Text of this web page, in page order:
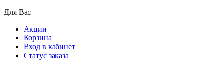
Для Вас
Акции
Корзина
Вход в кабинет
Статус заказа